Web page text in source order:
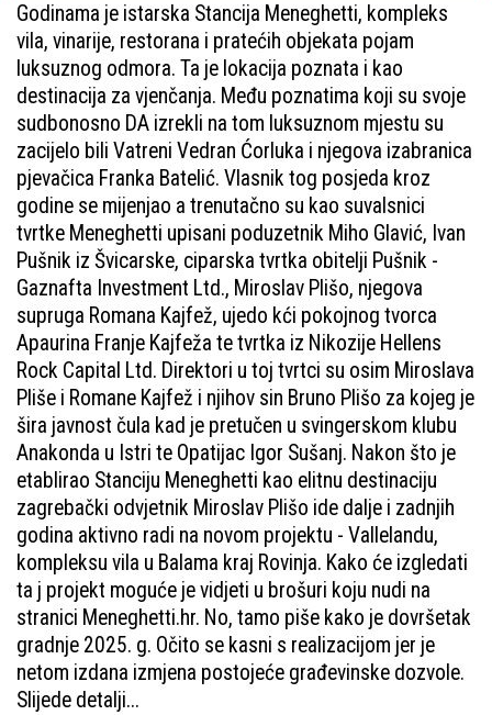
Godinama je istarska Stancija Meneghetti, kompleks
vila, vinarije, restorana i pratećih objekata pojam
luksuznog odmora. Ta je lokacija poznata i kao
destinacija za vjenčanja. Među poznatima koji su svoje
sudbonosno DA izrekli na tom luksuznom mjestu su
zacijelo bili Vatreni Vedran Ćorluka i njegova izabranica
pjevačica Franka Batelić. Vlasnik tog posjeda kroz
godine se mijenjao a trenutačno su kao suvalsnici
tvrtke Meneghetti upisani poduzetnik Miho Glavić, Ivan
Pušnik iz Švicarske, ciparska tvrtka obitelji Pušnik -
Gaznafta Investment Ltd., Miroslav Plišo, njegova
supruga Romana Kajfež, ujedo kći pokojnog tvorca
Apaurina Franje Kajfeža te tvrtka iz Nikozije Hellens
Rock Capital Ltd. Direktori u toj tvrtci su osim Miroslava
Pliše i Romane Kajfež i njihov sin Bruno Plišo za kojeg je
šira javnost čula kad je pretučen u svingerskom klubu
Anakonda u Istri te Opatijac Igor Sušanj. Nakon što je
etablirao Stanciju Meneghetti kao elitnu destinaciju
zagrebački odvjetnik Miroslav Plišo ide dalje i zadnjih
godina aktivno radi na novom projektu - Vallelandu,
kompleksu vila u Balama kraj Rovinja. Kako će izgledati
ta j projekt moguće je vidjeti u brošuri koju nudi na
stranici Meneghetti.hr. No, tamo piše kako je dovršetak
gradnje 2025. g. Očito se kasni s realizacijom jer je
netom izdana izmjena postojeće građevinske dozvole.
Slijede detalji...